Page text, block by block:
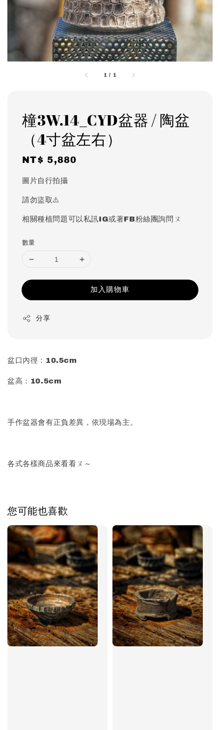
1 / 1
橦3W.14_CYD盆器 / 陶盆
（4寸盆左右）
Regular
NT$ 5,880
圖片自行拍攝
請勿盜取⚠️
相關種植問題可以私訊IG或著FB粉絲團詢問ㄡ
數量
加入購物車
分享
盆口內徑：10.5cm
盆高：10.5cm
手作盆器會有正負差異，依現場為主。
各式各樣商品來看看ㄡ～
您可能也喜歡